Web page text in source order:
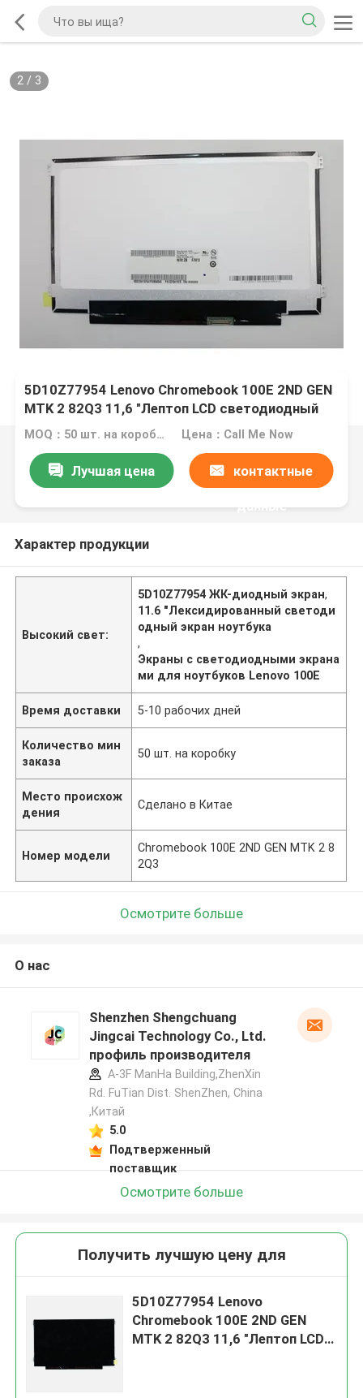
2/ 3
5D10Z77954 Lenovo Chromebook 100E 2ND GEN
MTK 2 82Q3 11,6 "Лептоп LCD светодиодный
экран
MOQ：50 шт. на коробку Цена：Call Me Now
Лучшая цена контактные
данные
Характер продукции
Высокий свет:
5D10Z77954 ЖК-диодный экран,
11.6 "Лексидированный светоди
одный экран ноутбука
,
Экраны с светодиодными экрана
ми для ноутбуков Lenovo 100E
Время доставки 5-10 рабочих дней
Количество мин
заказа
50 шт. на коробку
Место происхож
дения
Сделано в Китае
Номер модели
Chromebook 100E 2ND GEN MTK 2 8
2Q3
Осмотрите больше
О нас
Shenzhen Shengchuang
Jingcai Technology Co., Ltd.
профиль производителя
A-3F ManHa Building,ZhenXin
Rd. FuTian Dist. ShenZhen, China
,Китай
5.0
Подтверженный
поставщик
Осмотрите больше
Получить лучшую цену для
5D10Z77954 Lenovo
Chromebook 100E 2ND GEN
MTK 2 82Q3 11,6 "Лептоп LCD